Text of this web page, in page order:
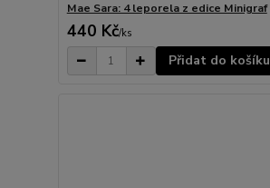
Mae Sara: 4 leporela z edice Minigraf
440 Kč/ks
Přidat do košíku